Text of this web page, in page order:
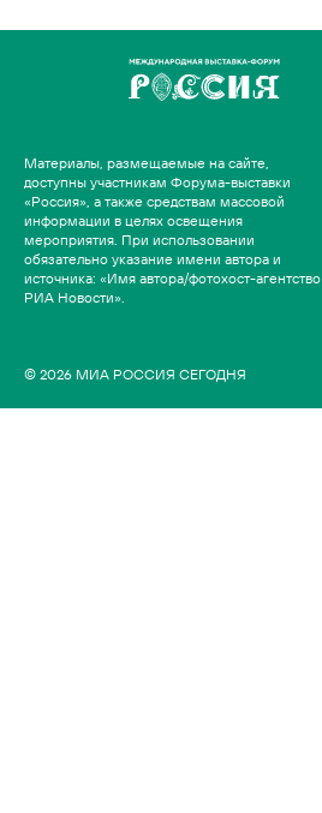
Материалы, размещаемые на сайте,
доступны участникам Форума-выставки
«Россия», а также средствам массовой
информации в целях освещения
мероприятия. При использовании
обязательно указание имени автора и
источника: «Имя автора/фотохост-агентство
РИА Новости».
© 2026 МИА РОССИЯ СЕГОДНЯ